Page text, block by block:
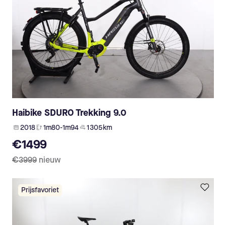
Haibike SDURO Trekking 9.0
2018 1m80-1m94 1 305 km
€1499
€3999 nieuw
Prijsfavoriet